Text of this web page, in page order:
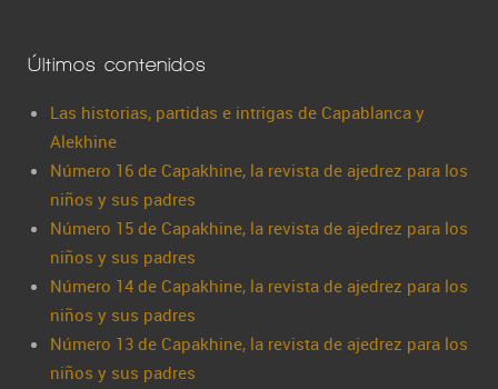
Últimos contenidos
Las historias, partidas e intrigas de Capablanca y
Alekhine
Número 16 de Capakhine, la revista de ajedrez para los
niños y sus padres
Número 15 de Capakhine, la revista de ajedrez para los
niños y sus padres
Número 14 de Capakhine, la revista de ajedrez para los
niños y sus padres
Número 13 de Capakhine, la revista de ajedrez para los
niños y sus padres